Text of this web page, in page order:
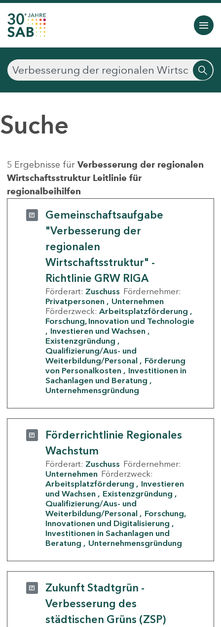
Suche
5 Ergebnisse für Verbesserung der regionalen
Wirtschaftsstruktur Leitlinie für
regionalbeihilfen
Gemeinschaftsaufgabe
"Verbesserung der
regionalen
Wirtschaftsstruktur" -
Richtlinie GRW RIGA
Förderart: Zuschuss Fördernehmer:
Privatpersonen
Unternehmen
Förderzweck: Arbeitsplatzförderung
Forschung, Innovation und Technologie
Investieren und Wachsen
Existenzgründung
Qualifizierung/Aus- und
Weiterbildung/Personal
Förderung
von Personalkosten
Investitionen in
Sachanlagen und Beratung
Unternehmensgründung
Förderrichtlinie Regionales
Wachstum
Förderart: Zuschuss Fördernehmer:
Unternehmen Förderzweck:
Arbeitsplatzförderung
Investieren
und Wachsen
Existenzgründung
Qualifizierung/Aus- und
Weiterbildung/Personal
Forschung,
Innovationen und Digitalisierung
Investitionen in Sachanlagen und
Beratung
Unternehmensgründung
Zukunft Stadtgrün -
Verbesserung des
städtischen Grüns (ZSP)